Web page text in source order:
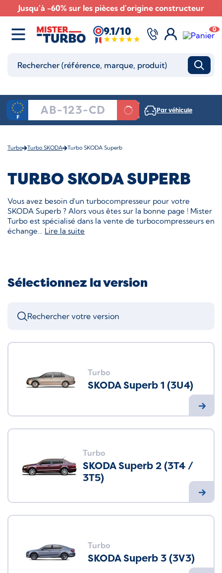
Jusqu'à -60% sur les pièces d'origine constructeur
9.1/10 0
Par véhicule
Turbo Turbo SKODA Turbo SKODA Superb
TURBO SKODA SUPERB
Vous avez besoin d'un turbocompresseur pour votre
SKODA Superb ? Alors vous êtes sur la bonne page ! Mister
Turbo est spécialisé dans la vente de turbocompresseurs en
échange… Lire la suite
Sélectionnez la version
Turbo
SKODA Superb 1 (3U4)
Turbo
SKODA Superb 2 (3T4 /
3T5)
Turbo
SKODA Superb 3 (3V3)